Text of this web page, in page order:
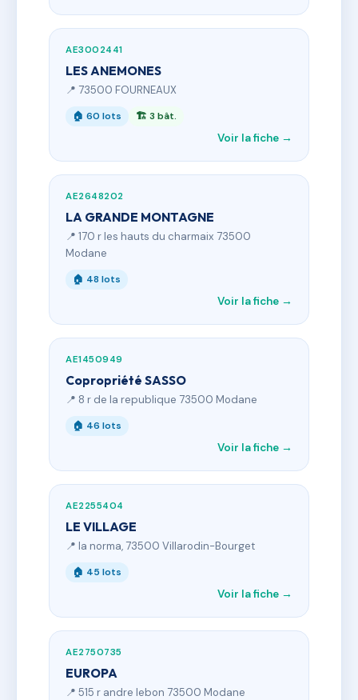
AE3002441
LES ANEMONES
📍 73500 FOURNEAUX
🏠 60 lots 🏗 3 bât.
Voir la fiche →
AE2648202
LA GRANDE MONTAGNE
📍 170 r les hauts du charmaix 73500
Modane
🏠 48 lots
Voir la fiche →
AE1450949
Copropriété SASSO
📍 8 r de la republique 73500 Modane
🏠 46 lots
Voir la fiche →
AE2255404
LE VILLAGE
📍 la norma, 73500 Villarodin-Bourget
🏠 45 lots
Voir la fiche →
AE2750735
EUROPA
📍 515 r andre lebon 73500 Modane